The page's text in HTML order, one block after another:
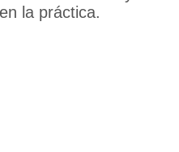
la práctica.